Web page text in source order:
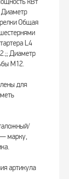
Диаметр
Общая
L4
Диаметр
М12.
для
— марку,
артикула